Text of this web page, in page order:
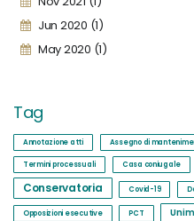
Jun 2020 (1)
May 2020 (1)
Tag
Annotazione atti Assegno di
Termini processuali Casa coniugale
Conservatoria Covid-19
Opposizioni esecutive PCT